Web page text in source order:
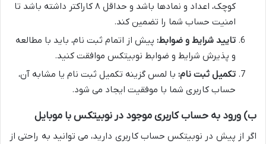
کوچک، اعداد و نمادها باشد و حداقل ۸ کاراکتر داشته باشد تا
امنیت حساب شما را تضمین کند.
تایید شرایط و ضوابط: پیش از اتمام ثبت نام، باید با مطالعه
و پذیرش شرایط و ضوابط نوبیتکس موافقت کنید.
تکمیل ثبت نام: با لمس گزینه تکمیل ثبت نام یا مشابه آن،
حساب کاربری شما با موفقیت ایجاد می شود.
ب) ورود به حساب کاربری موجود در نوبیتکس با موبایل
اگر از پیش در نوبیتکس حساب کاربری دارید، می توانید به راحتی از